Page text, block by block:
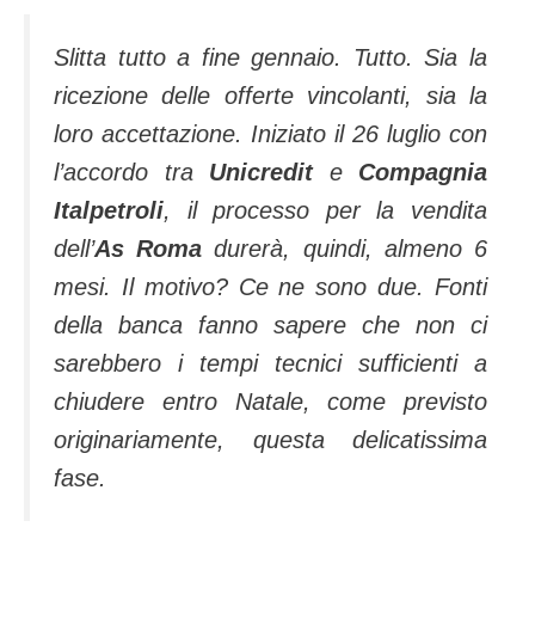
Slitta tutto a fine gennaio. Tutto. Sia la
ricezione delle offerte vincolanti, sia la
loro accettazione. Iniziato il 26 luglio con
l’accordo tra Unicredit e Compagnia
Italpetroli, il processo per la vendita
dell’As Roma durerà, quindi, almeno 6
mesi. Il motivo? Ce ne sono due. Fonti
della banca fanno sapere che non ci
sarebbero i tempi tecnici sufficienti a
chiudere entro Natale, come previsto
originariamente, questa delicatissima
fase.